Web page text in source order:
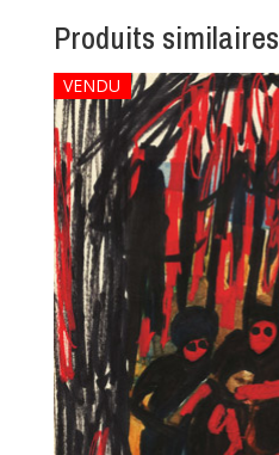
Produits similaires
VENDU